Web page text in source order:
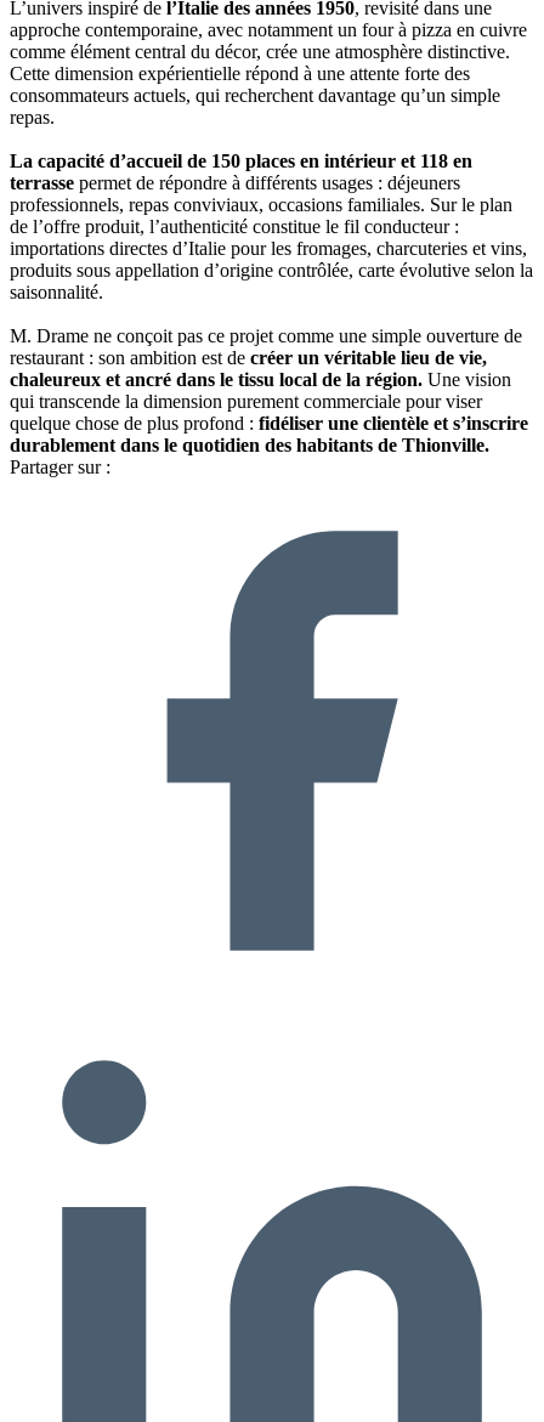
L’univers inspiré de l’Italie des années 1950, revisité dans une
approche contemporaine, avec notamment un four à pizza en cuivre
comme élément central du décor, crée une atmosphère distinctive.
Cette dimension expérientielle répond à une attente forte des
consommateurs actuels, qui recherchent davantage qu’un simple
repas.
La capacité d’accueil de 150 places en intérieur et 118 en
terrasse permet de répondre à différents usages : déjeuners
professionnels, repas conviviaux, occasions familiales. Sur le plan
de l’offre produit, l’authenticité constitue le fil conducteur :
importations directes d’Italie pour les fromages, charcuteries et vins,
produits sous appellation d’origine contrôlée, carte évolutive selon la
saisonnalité.
M. Drame ne conçoit pas ce projet comme une simple ouverture de
restaurant : son ambition est de créer un véritable lieu de vie,
chaleureux et ancré dans le tissu local de la région. Une vision
qui transcende la dimension purement commerciale pour viser
quelque chose de plus profond : fidéliser une clientèle et s’inscrire
durablement dans le quotidien des habitants de Thionville.
Partager sur :